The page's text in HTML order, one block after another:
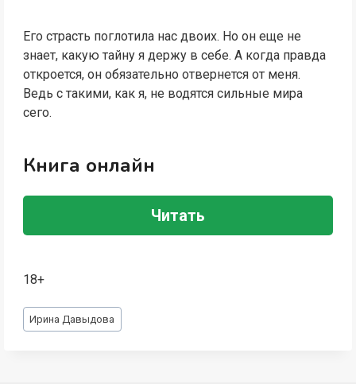
Его страсть поглотила нас двоих. Но он еще не
знает, какую тайну я держу в себе. А когда правда
откроется, он обязательно отвернется от меня.
Ведь с такими, как я, не водятся сильные мира
сего.
Книга онлайн
Читать
18+
Метки
записи:
Ирина Давыдова